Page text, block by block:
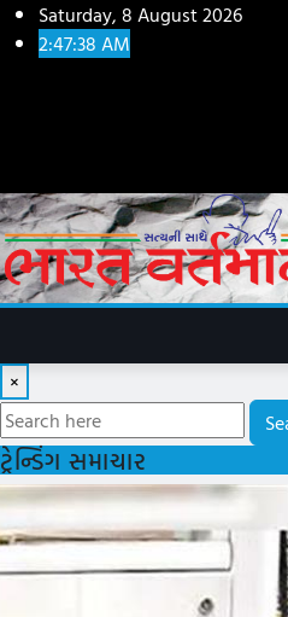
Skip
to
Saturday, 8 August 2026
2:47:40 AM
×
ટ્રેન્ડિંગ સમાચાર